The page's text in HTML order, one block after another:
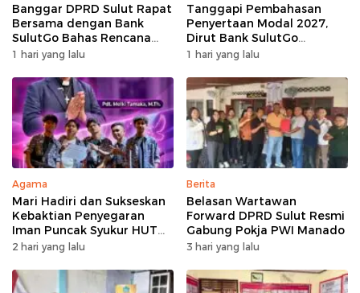
Banggar DPRD Sulut Rapat
Bersama dengan Bank
SulutGo Bahas Rencana
Penyertaan Modal Rp30
1 hari yang lalu
Tanggapi Pembahasan
Penyertaan Modal 2027,
Dirut Bank SulutGo
Jelaskan Pentingnya
1 hari yang lalu
Agama
Mari Hadiri dan Sukseskan
Kebaktian Penyegaran
Iman Puncak Syukur HUT
Ke-62 PKB GMIM AOKD
2 hari yang lalu
Berita
Belasan Wartawan
Forward DPRD Sulut Resmi
Gabung Pokja PWI Manado
3 hari yang lalu